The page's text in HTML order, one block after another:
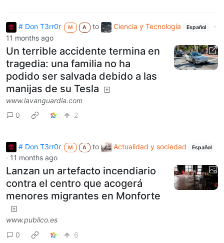
# Don T3rr0r M A to Ciencia y Tecnología Español
·
11 months ago
Un terrible accidente termina en
tragedia: una familia no ha
podido ser salvada debido a las
manijas de su Tesla
www.lavanguardia.com
0
2
# Don T3rr0r M A to Actualidad y sociedad Español
· 11 months ago
Lanzan un artefacto incendiario
contra el centro que acogerá
menores migrantes en Monforte
www.publico.es
0
6